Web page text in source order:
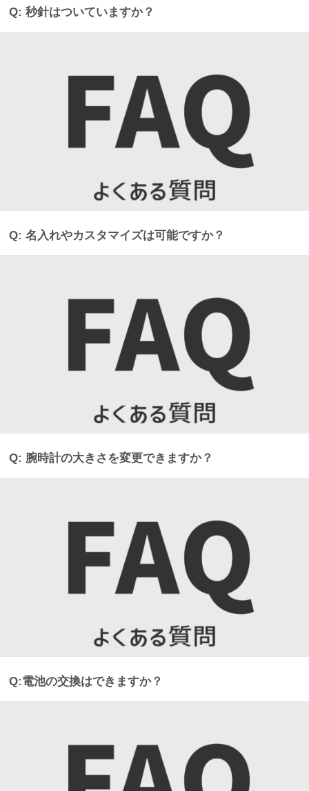
Q: 秒針はついていますか？
Q: 名入れやカスタマイズは可能ですか？
Q: 腕時計の大きさを変更できますか？
Q:電池の交換はできますか？